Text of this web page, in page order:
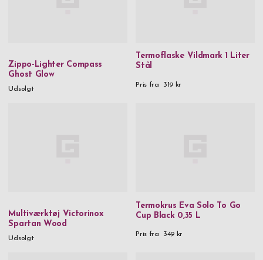
Zippo-Lighter Compass
Ghost Glow
Udsolgt
Termoflaske Vildmark 1 Liter
Stål
Pris fra 319 kr
Multiværktøj Victorinox
Spartan Wood
Udsolgt
Termokrus Eva Solo To Go
Cup Black 0,35 L
Pris fra 349 kr